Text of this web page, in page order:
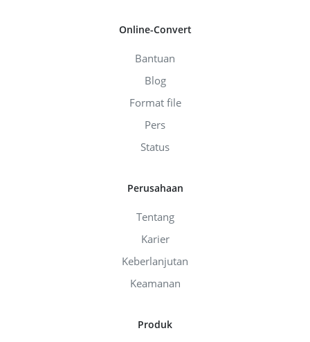
Online-Convert
Bantuan
Blog
Format file
Pers
Status
Perusahaan
Tentang
Karier
Keberlanjutan
Keamanan
Produk